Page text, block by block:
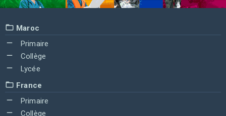
Maroc
Primaire
Collège
Lycée
France
Primaire
Collège